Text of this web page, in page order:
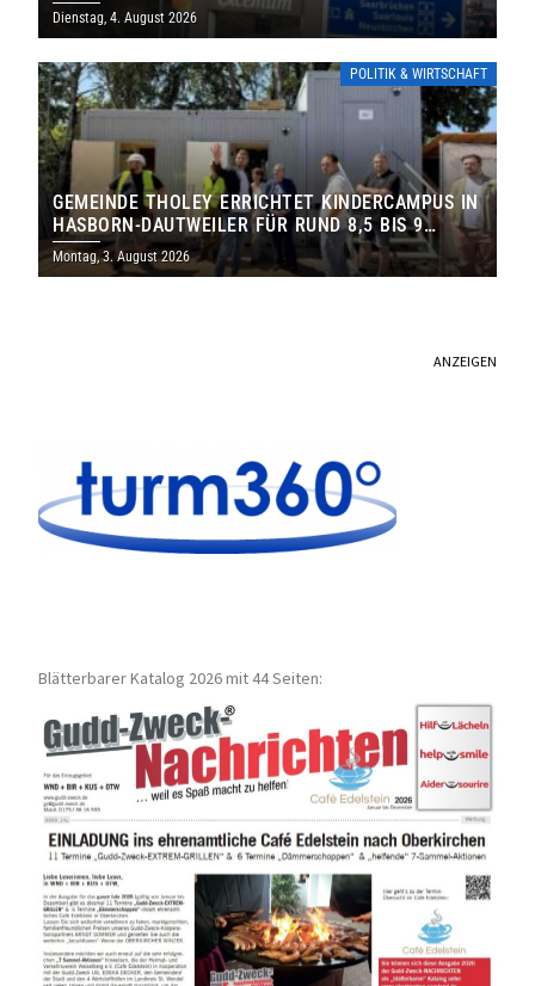
Dienstag, 4. August 2026
POLITIK & WIRTSCHAFT
GEMEINDE THOLEY ERRICHTET KINDERCAMPUS IN
HASBORN-DAUTWEILER FÜR RUND 8,5 BIS 9
MILLIONEN EURO
Montag, 3. August 2026
ANZEIGEN
Blätterbarer Katalog 2026 mit 44 Seiten: